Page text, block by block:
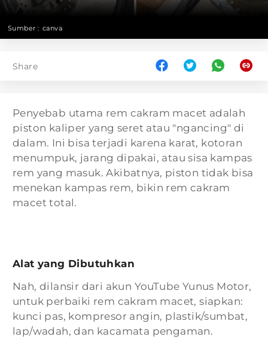
Sumber : canva
Share
Penyebab utama rem cakram macet adalah
piston kaliper yang seret atau "ngancing" di
dalam. Ini bisa terjadi karena karat, kotoran
menumpuk, jarang dipakai, atau sisa kampas
rem yang masuk. Akibatnya, piston tidak bisa
menekan kampas rem, bikin rem cakram
macet total.
Alat yang Dibutuhkan
Nah, dilansir dari akun YouTube Yunus Motor,
untuk perbaiki rem cakram macet, siapkan:
kunci pas, kompresor angin, plastik/sumbat,
lap/wadah, dan kacamata pengaman.